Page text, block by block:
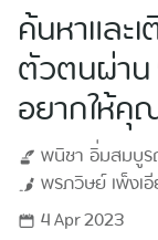
ค้นหาและ
ตัวตนผ่าน
อยากให้คุ
พนิชา อิ่มสมบู
พรภวิษย์เพ็งเ
4 Apr 2023